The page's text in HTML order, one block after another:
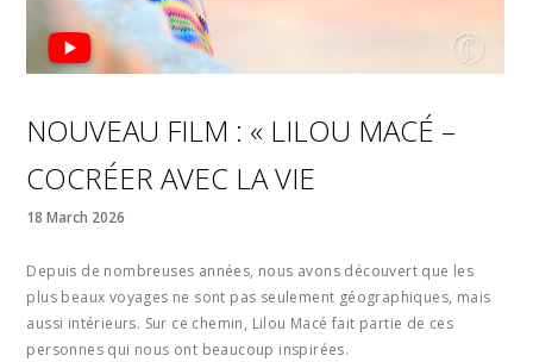
NOUVEAU FILM : « LILOU MACÉ –
COCRÉER AVEC LA VIE
18 March 2026
Depuis de nombreuses années, nous avons découvert que les
plus beaux voyages ne sont pas seulement géographiques, mais
aussi intérieurs. Sur ce chemin, Lilou Macé fait partie de ces
personnes qui nous ont beaucoup inspirées.